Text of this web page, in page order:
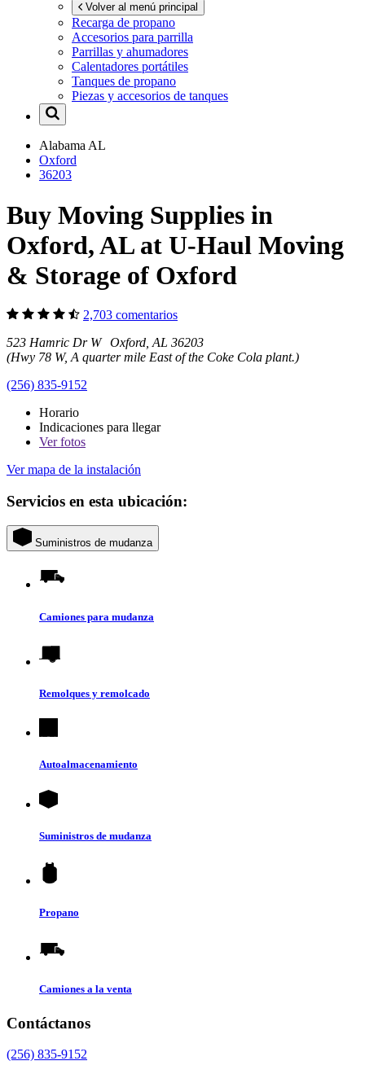
Volver al menú principal
Recarga de propano
Accesorios para parrilla
Parrillas y ahumadores
Calentadores portátiles
Tanques de propano
Piezas y accesorios de tanques
Alabama AL
Oxford
36203
Buy Moving Supplies in
Oxford, AL at U-Haul Moving
& Storage of Oxford
2,703 comentarios
523 Hamric Dr W Oxford, AL 36203
(Hwy 78 W, A quarter mile East of the Coke Cola plant.)
(256) 835-9152
Horario
Indicaciones para llegar
Verfotos
Ver mapa de la instalación
Servicios en esta ubicación:
Suministros de mudanza
Camiones para mudanza
Remolques y remolcado
Autoalmacenamiento
Suministros de mudanza
Propano
Camiones a la venta
Contáctanos
(256) 835-9152